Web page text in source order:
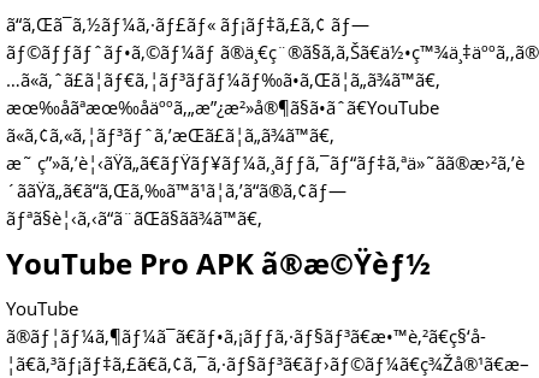
ã“ã‚Œã¯ã‚½ãƒ¼ã‚·ãƒ£ãƒ« ãƒ¡ãƒ‡ã‚£ã‚¢ ãƒ—
ãƒ©ãƒƒãƒˆãƒ•ã‚©ãƒ¼ãƒ
…ã«ã‚ˆã£ã¦ãƒ€ã‚¦ãƒ³ãƒ­ãƒ¼ãƒ‰ã•ã‚Œã¦ã„ã¾ã™ã€‚
æœ‰åãªæœ‰åäººã‚„æ”¿æ²»å®¶ã§ã•ãˆã€YouTube
ã«ã‚¢ã‚«ã‚¦ãƒ³ãƒˆã‚’æŒã£ã¦ã„ã¾ã™ã€‚
æ˜ ç”»ã‚’è¦‹ãŸã„ã€ãƒŸãƒ¥ãƒ¼ã‚¸ãƒƒã‚¯ãƒ“ãƒ‡ã‚ªä»˜ãã®æ›²ã‚’è
´ããŸã„ã€ã“ã‚Œã‚‰ã™ã¹ã¦ã‚’ã“ã®ã‚¢ãƒ—
ãƒªã§è¦‹ã‚‹ã“ã¨ãŒã§ãã¾ã™ã€‚
YouTube Pro APK ã®æ©Ÿèƒ½
YouTube
ã®ãƒ¦ãƒ¼ã‚¶ãƒ¼ã¯ã€ãƒ•ã‚¡ãƒƒã‚·ãƒ§ãƒ³ã€æ•™è‚²ã€ç§‘å­
¦ã€ã‚³ãƒ¡ãƒ‡ã‚£ã€ã‚¢ã‚¯ã‚·ãƒ§ãƒ³ã€ãƒ›ãƒ©ãƒ¼ã€ç¾Žå®¹ã€æ–